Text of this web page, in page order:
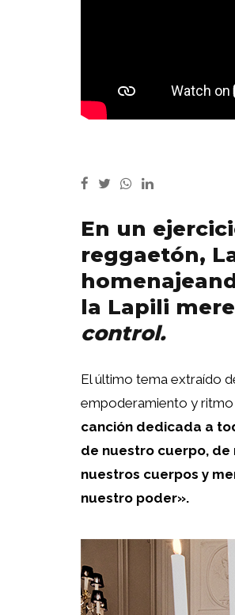
En un
reggaetón,
la Lapili
control.
El último tema extraído
empoderamiento y
canción dedicada a
de nuestro cuerpo, de
nuestros cuerpos y
nuestro poder».